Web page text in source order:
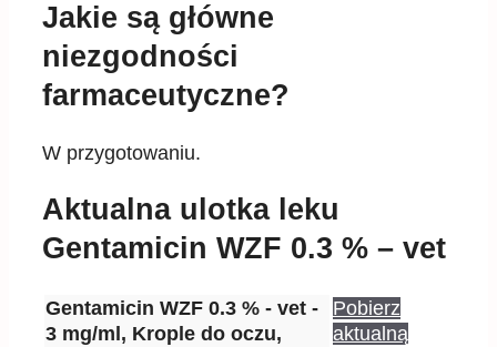
Jakie są główne
niezgodności
farmaceutyczne?
W przygotowaniu.
Aktualna ulotka leku
Gentamicin WZF 0.3 % – vet
Gentamicin WZF 0.3 % - vet -
3 mg/ml, Krople do oczu,
Pobierz
aktualną